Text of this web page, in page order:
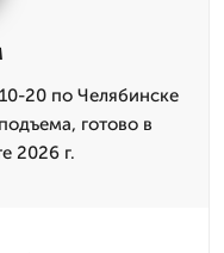
20 по Челябинске
готово в
2026 г.